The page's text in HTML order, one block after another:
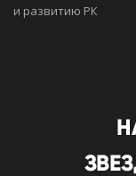
и развитию РК